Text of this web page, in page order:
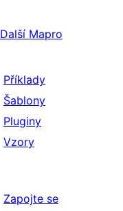
Další Mapro
Příklady
Šablony
Pluginy
Vzory
Zapojte se